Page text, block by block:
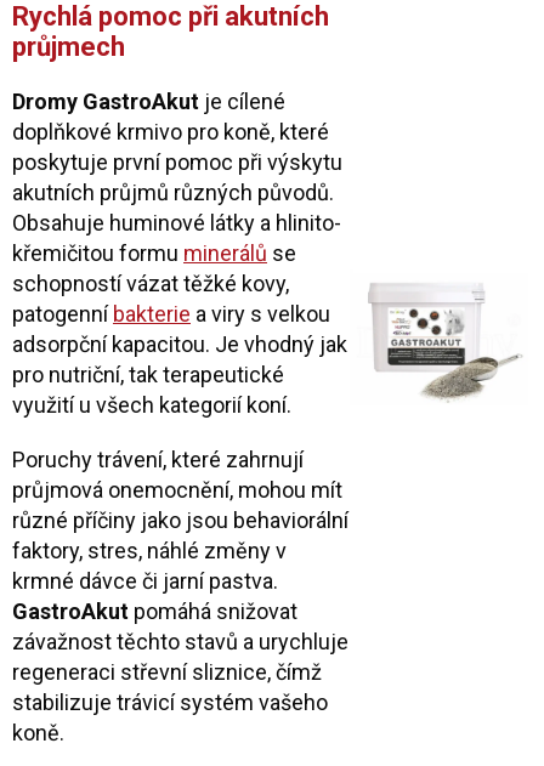
Rychlá pomoc při akutních
průjmech
Dromy GastroAkut je cílené
doplňkové krmivo pro koně, které
poskytuje první pomoc při výskytu
akutních průjmů různých původů.
Obsahuje huminové látky a hlinito-
křemičitou formu minerálů se
schopností vázat těžké kovy,
patogenní bakterie a viry s velkou
adsorpční kapacitou. Je vhodný jak
pro nutriční, tak terapeutické
využití u všech kategorií koní.
Poruchy trávení, které zahrnují
průjmová onemocnění, mohou mít
různé příčiny jako jsou behaviorální
faktory, stres, náhlé změny v
krmné dávce či jarní pastva.
GastroAkut pomáhá snižovat
závažnost těchto stavů a urychluje
regeneraci střevní sliznice, čímž
stabilizuje trávicí systém vašeho
koně.